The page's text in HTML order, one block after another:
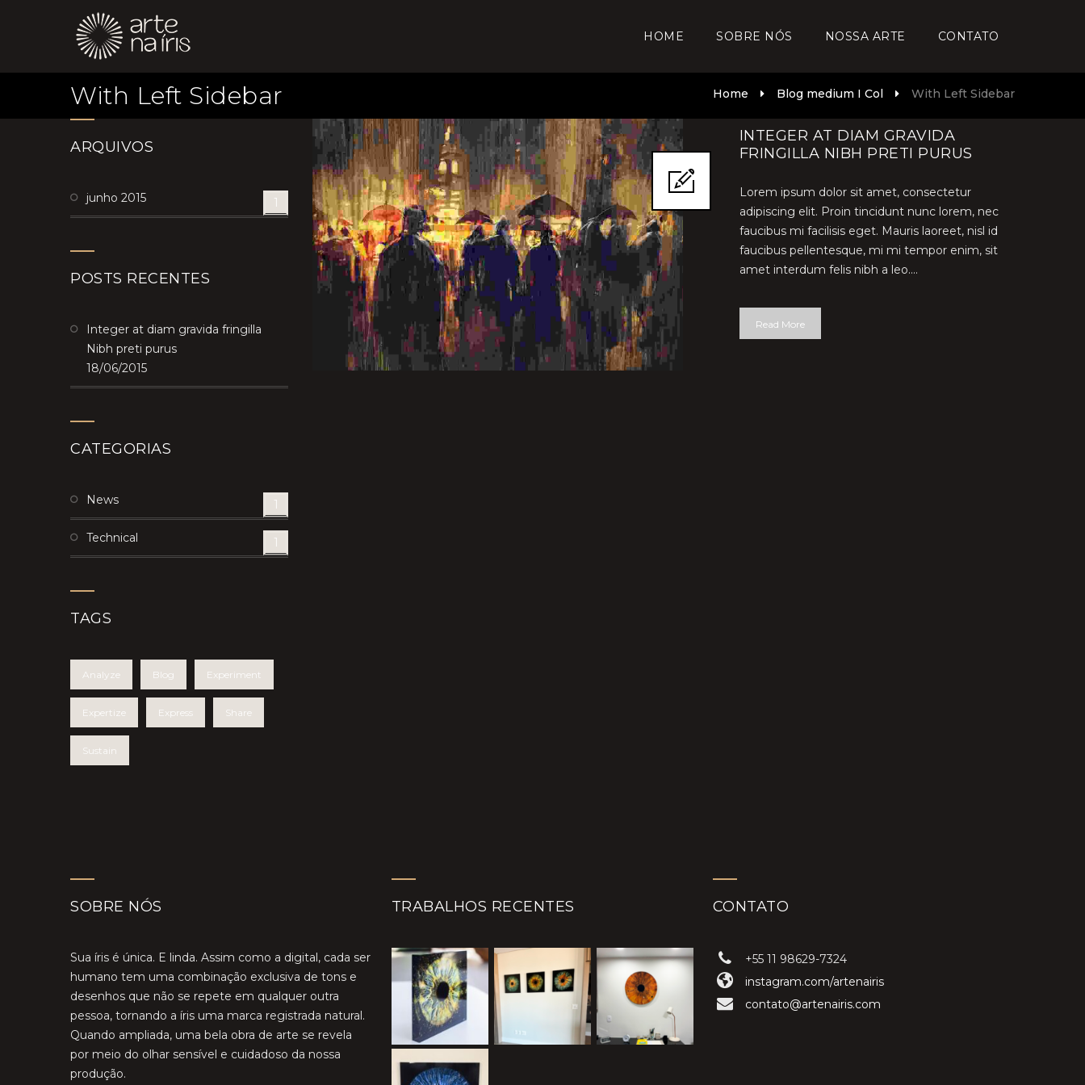
HOME SOBRE NÓS NOSSA ARTE CONTATO
With Left Sidebar Home Blog medium I Col With Left Sidebar
INTEGER AT DIAM GRAVIDA
FRINGILLA NIBH PRETI PURUS
Lorem ipsum dolor sit amet, consectetur
adipiscing elit. Proin tincidunt nunc lorem, nec
faucibus mi facilisis eget. Mauris laoreet, nisl id
faucibus pellentesque, mi mi tempor enim, sit
amet interdum felis nibh a leo....
Read More
ARQUIVOS
junho 2015 1
POSTS RECENTES
Integer at diam gravida fringilla
Nibh preti purus
18/06/2015
CATEGORIAS
News 1
Technical 1
TAGS
Analyze Blog Experiment
Expertize Express Share
Sustain
SOBRE NÓS
Sua íris é única. E linda. Assim como a digital, cada ser
humano tem uma combinação exclusiva de tons e
desenhos que não se repete em qualquer outra
pessoa, tornando a íris uma marca registrada natural.
Quando ampliada, uma bela obra de arte se revela
por meio do olhar sensível e cuidadoso da nossa
produção.
TRABALHOS RECENTES CONTATO
+55 11 98629-7324
instagram.com/artenairis
contato@artenairis.com